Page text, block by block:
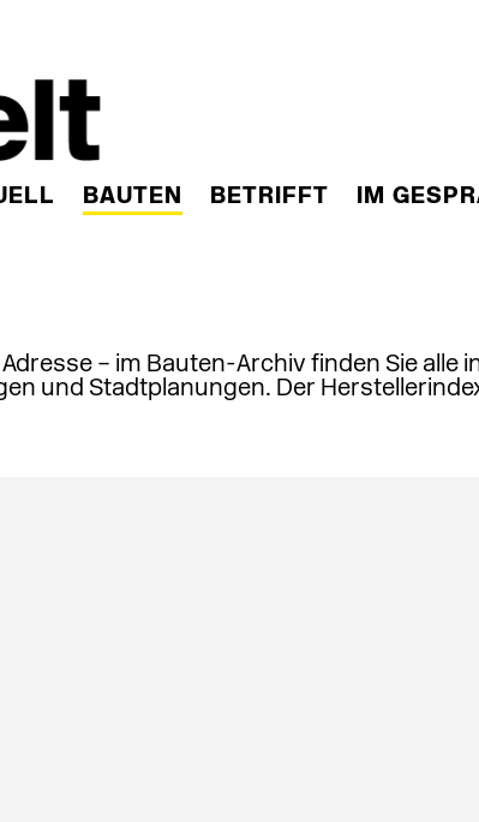
BAUTEN BETRIFFT IM
– im Bauten-Archiv finden Sie alle
und Stadtplanungen. Der